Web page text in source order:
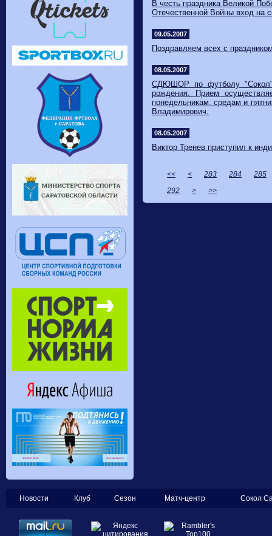
В честь праздника Великой
Отечественной Войны вход на
09.05.2007
Поздравляем всех с
08.05.2007
СДЮШОР по футболу "Сокол"
рождения. Прием
понедельникам, средам и
Владимирович.
08.05.2007
Виктор Тренев приступил к
<< < 283 284
285
292
> >>
Новости Клуб Сезон Матч-центр Сокол